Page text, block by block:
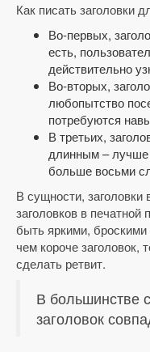
Как писать заголовки
Во-первых,
есть,
действительно
Во-вторых,
любопытство
потребуются
В третьих,
длинным – лучше
больше восьми
В сущности, заголовки
заголовков в
быть яркими,
чем короче заголовок,
сделать ретвит.
В большинстве
заголовок